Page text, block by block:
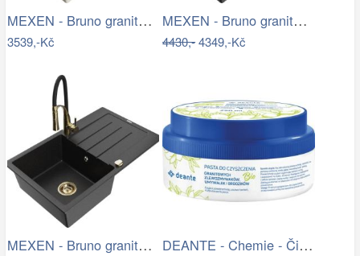
MEXEN - Bruno granitový dřez s…
3539,-Kč
MEXEN - Bruno granitový dřez 1 s…
4430,-4349,-Kč
MEXEN - Bruno granitový dřez s… DEANTE - Chemie - Čistící pasta na…